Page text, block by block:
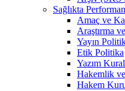
Sağlıkta
Amaç ve
Araştırma
Yayın
Etik Politika
Yazım
Hakemlik
Hakem